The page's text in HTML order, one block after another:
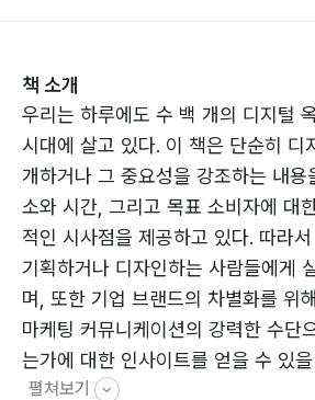
책 소개
우리는 하루에도 수 백 개의 디지털
시대에 살고 있다. 이 책은 단순히 디
개하거나 그 중요성을 강조하는 내
소와 시간, 그리고 목표 소비자에 대
적인 시사점을 제공하고 있다. 따라
기획하거나 디자인하는 사람들에게
며, 또한 기업 브랜드의 차별화를 위
마케팅 커뮤니케이션의 강력한 수단
는가에 대한 인사이트를 얻을 수 있
펼쳐보기